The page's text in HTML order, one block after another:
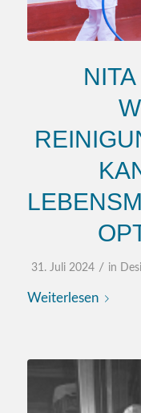
31. Juli 2024 / in
Weiterlesen